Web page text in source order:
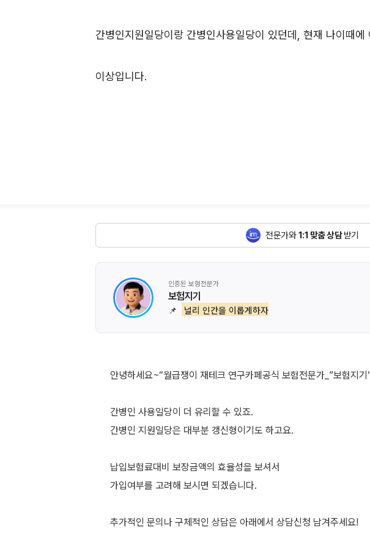
간병인지원일당이랑 간병인사용일당이 있던데, 현재 나이때
이상입니다.
전문가와1:1 맞춤 상담받기
인증된 보험전문가
보험지기
📌 널리 인간을 이롭게하자
안녕하세요~“월급쟁이 재테크 연구카페공식 보험전문가_”보험지기
간병인 사용일당이 더 유리할 수 있죠.
간병인 지원일당은 대부분 갱신형이기도 하고요.
납입보험료대비 보장금액의 효율성을 보셔서
가입여부를 고려해 보시면 되겠습니다.